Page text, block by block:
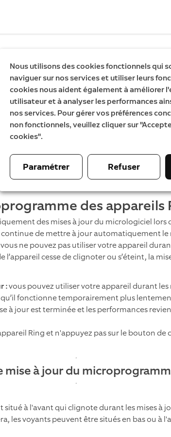
des appareils
des mises à jour du micrologiciel
de mettre à jour automatiquement
vous ne pouvez pas utiliser votre appareil
cesse de clignoter ou s’éteint, la
:vous pouvez utiliser votre appareil durant les
fonctionne temporairement plus
à jour est terminée et les performances
Ring et n'appuyez pas sur le bouton
mise à jour du
situé à l'avant qui clignote durant les mises à
les voyants peuvent être situés en bas ou à
Nous utilisons des cookies fonctionnels qui
naviguer sur nos services et utiliser leurs
cookies nous aident également à améliorer
utilisateur et à analyser les performances
nos services. Pour gérer vos préférences
non fonctionnels, veuillez cliquer sur
cookies".
Paramétrer Refuser